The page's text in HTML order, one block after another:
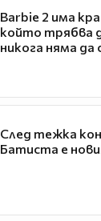
Barbie 2 има
който трябва
никога няма да
След тежка
Батиста е